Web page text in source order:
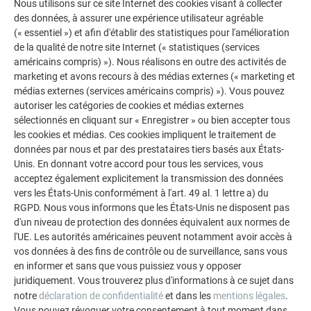
Poids : 6,4 kg/m²
Nous utilisons sur ce site Internet des cookies visant à collecter
des données, à assurer une expérience utilisateur agréable
(« essentiel ») et afin d'établir des statistiques pour l'amélioration
de la qualité de notre site Internet (« statistiques (services
américains compris) »). Nous réalisons en outre des activités de
marketing et avons recours à des médias externes (« marketing et
médias externes (services américains compris) »). Vous pouvez
autoriser les catégories de cookies et médias externes
sélectionnés en cliquant sur « Enregistrer » ou bien accepter tous
les cookies et médias. Ces cookies impliquent le traitement de
données par nous et par des prestataires tiers basés aux États-
Unis. En donnant votre accord pour tous les services, vous
acceptez également explicitement la transmission des données
vers les États-Unis conformément à l'art. 49 al. 1 lettre a) du
RGPD. Nous vous informons que les États-Unis ne disposent pas
d'un niveau de protection des données équivalent aux normes de
l'UE. Les autorités américaines peuvent notamment avoir accès à
vos données à des fins de contrôle ou de surveillance, sans vous
en informer et sans que vous puissiez vous y opposer
juridiquement. Vous trouverez plus d'informations à ce sujet dans
notredéclaration de confidentialitéet dans les mentions légales.